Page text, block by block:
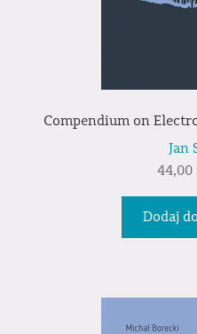
Compendium on
Jan
44,00
Dodaj